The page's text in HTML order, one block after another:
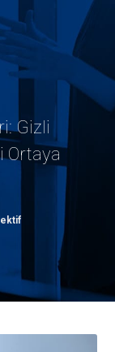
Gizli
Ortaya